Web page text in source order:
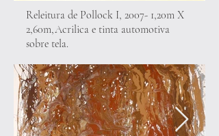
Releitura de Pollock I, 2007- 1,20m X
2,60m,Acrilica e tinta automotiva
sobre tela.